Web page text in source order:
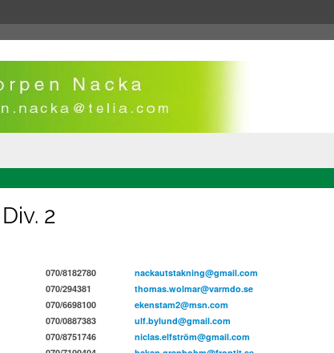
2
070/8182780 nackautstakning@gmail.com
070/294381 thomas.wolmar@varmdo.se
070/6698100 ekenstam2@msn.com
070/0887383 ulf.bylund@gmail.com
070/8751746 niclas.elfström@gmail.com